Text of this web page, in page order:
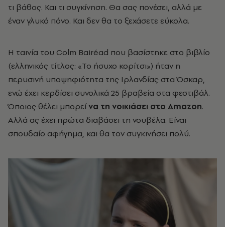
τι βάθος. Και τι συγκίνηση. Θα σας πονέσει, αλλά με
έναν γλυκό πόνο. Και δεν θα το ξεχάσετε εύκολα.
Η ταινία του Colm Bairéad που βασίστηκε στο βιβλίο
(ελληνικός τίτλος: «Το ήσυχο κορίτσι») ήταν η
περυσινή υποψηφιότητα της Ιρλανδίας στα Όσκαρ,
ενώ έχει κερδίσει συνολικά 25 βραβεία στα φεστιβάλ.
Όποιος θέλει μπορείνα τη νοικιάσει στο Amazon.
Αλλά ας έχει πρώτα διαβάσει τη νουβέλα. Είναι
σπουδαίο αφήγημα, και θα τον συγκινήσει πολύ.